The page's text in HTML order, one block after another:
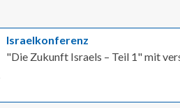
Israelkonferenz
"Die Zukunft Israels – Teil 1" mit